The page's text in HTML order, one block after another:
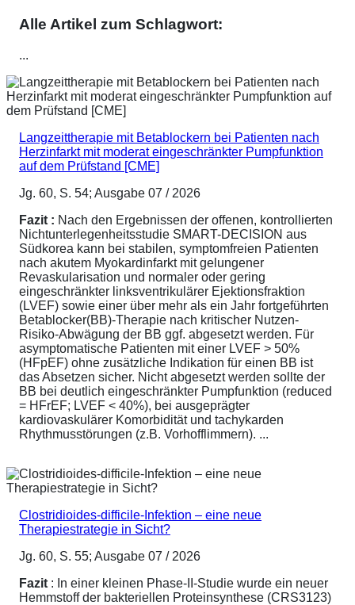
Alle Artikel zum Schlagwort:
...
Langzeittherapie mit Betablockern bei Patienten nach
Herzinfarkt mit moderat eingeschränkter Pumpfunktion
auf dem Prüfstand [CME]
Jg. 60, S. 54; Ausgabe 07 / 2026
Fazit : Nach den Ergebnissen der offenen, kontrollierten
Nichtunterlegenheitsstudie SMART-DECISION aus
Südkorea kann bei stabilen, symptomfreien Patienten
nach akutem Myokardinfarkt mit gelungener
Revaskularisation und normaler oder gering
eingeschränkter linksventrikulärer Ejektionsfraktion
(LVEF) sowie einer über mehr als ein Jahr fortgeführten
Betablocker(BB)-Therapie nach kritischer Nutzen-
Risiko-Abwägung der BB ggf. abgesetzt werden. Für
asymptomatische Patienten mit einer LVEF > 50%
(HFpEF) ohne zusätzliche Indikation für einen BB ist
das Absetzen sicher. Nicht abgesetzt werden sollte der
BB bei deutlich eingeschränkter Pumpfunktion (reduced
= HFrEF; LVEF < 40%), bei ausgeprägter
kardiovaskulärer Komorbidität und tachykarden
Rhythmusstörungen (z.B. Vorhofflimmern). ...
Clostridioides-difficile-Infektion – eine neue
Therapiestrategie in Sicht?
Jg. 60, S. 55; Ausgabe 07 / 2026
Fazit : In einer kleinen Phase-II-Studie wurde ein neuer
Hemmstoff der bakteriellen Proteinsynthese (CRS3123)